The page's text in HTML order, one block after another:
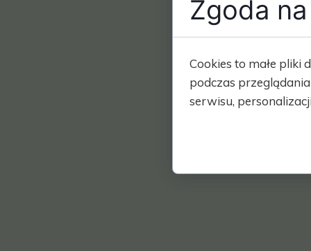
Zgoda
Cookies to małe pliki
podczas
serwisu,